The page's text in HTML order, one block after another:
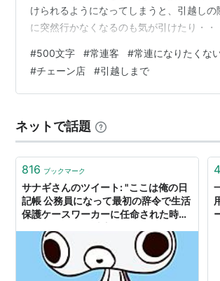
けられるようになってしまうと、引越しの
に突然行かなくなるのも気が引けたり・・
応が始まると次第に足が遠のきます。お気
しつつ。 本来私は、気に入ったお店には通
だと思うのですが、いつからか、あまり人
とを躊躇うようになりました。 今住んで
に地元出身者との相性が非常に悪いと感
#500文字 #常連客 #常連になりたくな
#チェーン店 #引越しまで
ネットで話題
816 ブックマーク
サナギさんのツイート: "ここは俺の日
記帳 公務員になって最初の辞令で生活
保護ケースワーカーに任命された時は
らない業務のトップ常連だし、何より
生活保護に良いイメージを抱いていな
かった 某お笑い芸人の一件も記憶に新